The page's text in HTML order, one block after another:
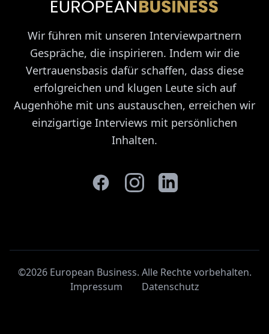
Wir führen mit unseren Interviewpartnern
Gespräche, die inspirieren. Indem wir die
Vertrauensbasis dafür schaffen, dass diese
erfolgreichen und klugen Leute sich auf
Augenhöhe mit uns austauschen, erreichen wir
einzigartige Interviews mit persönlichen
Inhalten.
©2026 European Business. Alle Rechte vorbehalten.
Impressum
Datenschutz